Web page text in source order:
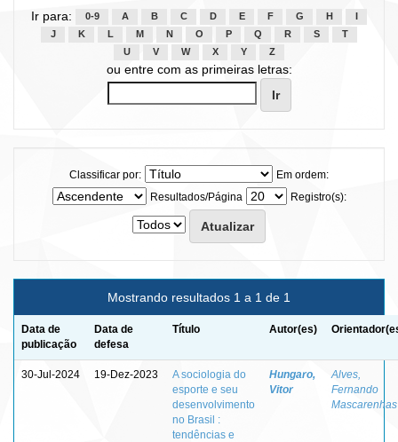
Ir para: 0-9 A B C D E F G H
J
K L M N O P Q R S
T
U
V W X Y Z
ou entre com as primeiras letras:
Classificar por:
Em ordem:
Resultados/Página
Registro(s):
Mostrando resultados 1 a 1 de 1
Data de
publicação
Data de
defesa
Título Autor(es)
30-Jul-2024 19-Dez-2023
A sociologia do
esporte e seu
desenvolvimento
no Brasil :
tendências e
Hungaro,
Vitor
Alves,
Fernando
Mascarenhas